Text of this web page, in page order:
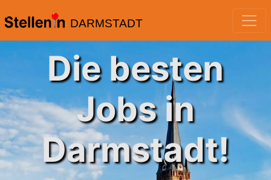
DARMSTADT
Die besten
Jobs in
Darmstadt!